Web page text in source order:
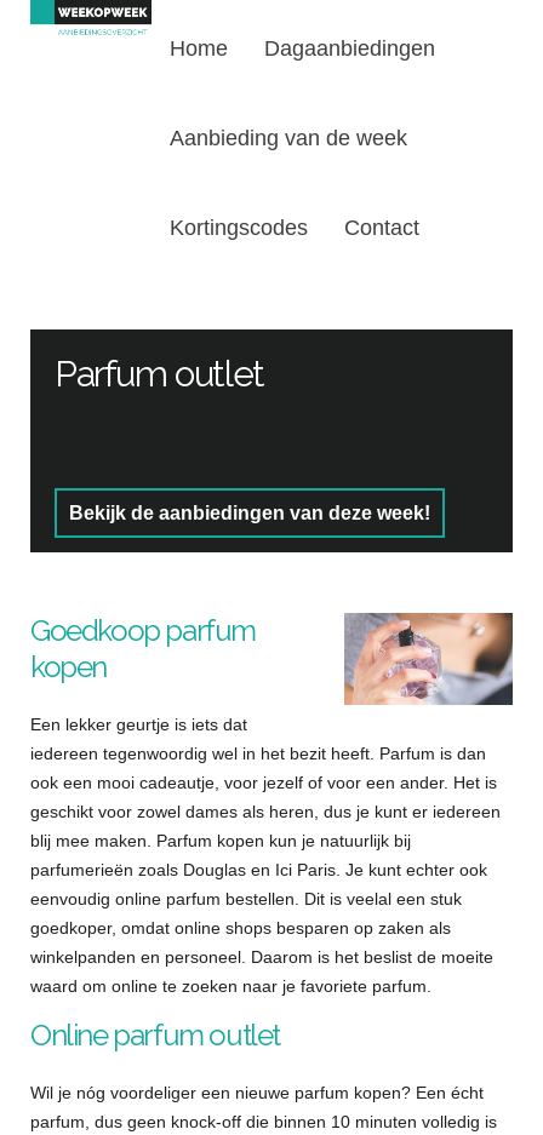
Home Dagaanbiedingen
Aanbieding van de week
Kortingscodes Contact
Parfum outlet
Bekijk de aanbiedingen van deze week!
Goedkoop parfum
kopen
Een lekker geurtje is iets dat
iedereen tegenwoordig wel in het bezit heeft. Parfum is dan
ook een mooi cadeautje, voor jezelf of voor een ander. Het is
geschikt voor zowel dames als heren, dus je kunt er iedereen
blij mee maken. Parfum kopen kun je natuurlijk bij
parfumerieën zoals Douglas en Ici Paris. Je kunt echter ook
eenvoudig online parfum bestellen. Dit is veelal een stuk
goedkoper, omdat online shops besparen op zaken als
winkelpanden en personeel. Daarom is het beslist de moeite
waard om online te zoeken naar je favoriete parfum.
Online parfum outlet
Wil je nóg voordeliger een nieuwe parfum kopen? Een écht
parfum, dus geen knock-off die binnen 10 minuten volledig is